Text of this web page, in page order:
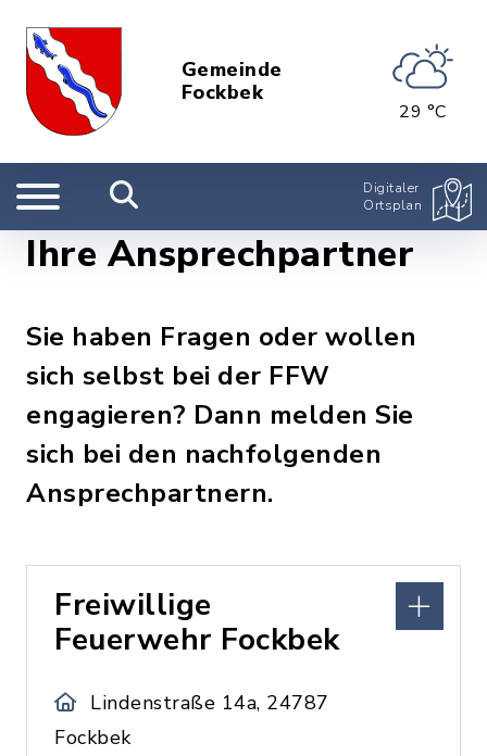
Gemeinde
Fockbek
29 °C
Digitaler
Ortsplan
Ihre Ansprechpartner
Sie haben Fragen oder wollen
sich selbst bei der FFW
engagieren? Dann melden Sie
sich bei den nachfolgenden
Ansprechpartnern.
Freiwillige
Feuerwehr Fockbek
Lindenstraße 14a, 24787
Fockbek